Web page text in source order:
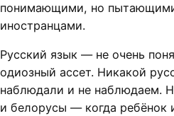
понимающими, но
иностранцами.
Русский язык — не очень
одиозный ассет. Никакой
наблюдали и не наблюдаем.
и белорусы — когда ребёнок